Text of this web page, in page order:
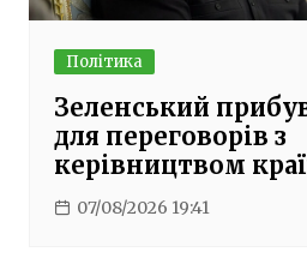
Політика
Зеленський
для переговорів з
керівництвом
07/08/2026 19:41